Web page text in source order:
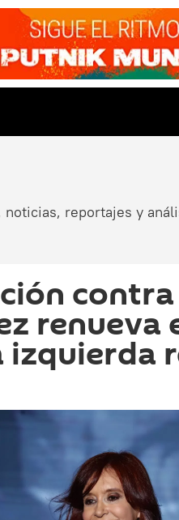
noticias, reportajes y
renueva
izquierda